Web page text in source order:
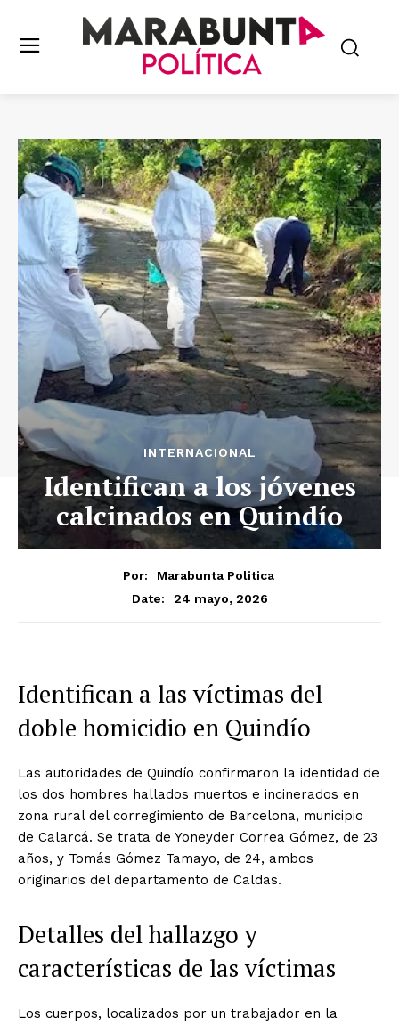
INTERNACIONAL
Identifican a los jóvenes
calcinados en Quindío
Por:
Marabunta Politica
Date:
24 mayo, 2026
Identifican a las víctimas del
doble homicidio en Quindío
Las autoridades de Quindío confirmaron la identidad de
los dos hombres hallados muertos e incinerados en
zona rural del corregimiento de Barcelona, municipio
de Calarcá. Se trata de Yoneyder Correa Gómez, de 23
años, y Tomás Gómez Tamayo, de 24, ambos
originarios del departamento de Caldas.
Detalles del hallazgo y
características de las víctimas
Los cuerpos, localizados por un trabajador en la